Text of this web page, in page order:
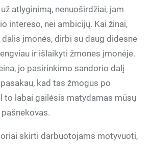
atlyginimą, nenuoširdžiai, jam
intereso, nei ambicijų. Kai žinai,
įmonės, dirbi su daug didesne
ir išlaikyti žmones įmonėje.
jo pasirinkimo sandorio dalį
kad tas žmogus po
to labai gailėsis matydamas mūsų
skirti darbuotojams motyvuoti,